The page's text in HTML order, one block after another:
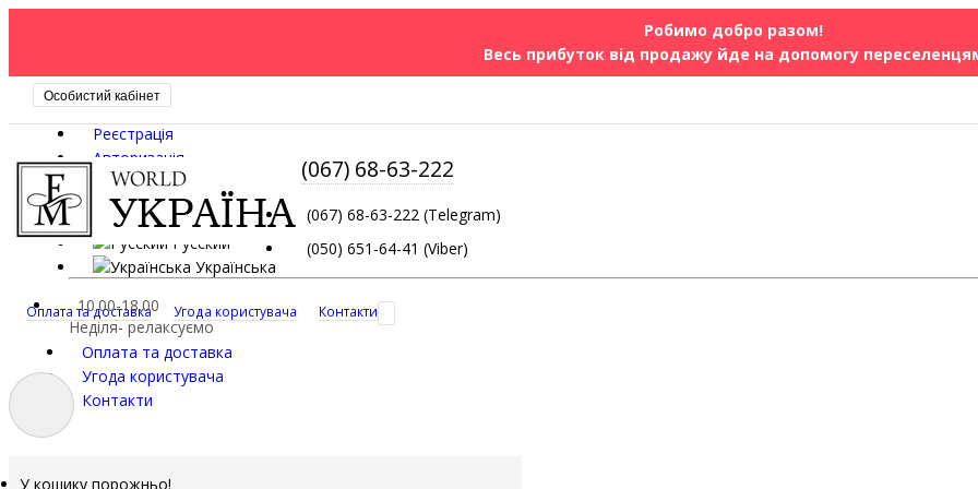
Робимо добро разом!
Весь прибуток від продажу йде на допомогу
Особистий кабінет
Реєстрація
Авторизація
Мова
Русский
Українська
Оплата та доставка Угода користувача Контакти
Оплата та доставка
Угода користувача
Контакти
(067) 68-63-222
(067) 68-63-222 (Telegram)
(050) 651-64-41 (Viber)
10.00-18.00
Неділя- релаксуємо
У кошику порожньо!